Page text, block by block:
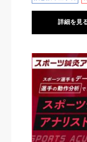
詳細を見